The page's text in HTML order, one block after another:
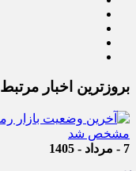
بروزترین اخبار مرتبط
7 - مرداد - 1405